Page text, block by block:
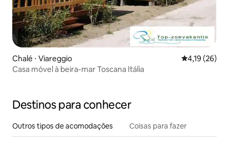
Chalé ⋅ Viareggio 4,19 de uma
4,19 (26)
Casa móvel à beira-mar Toscana Itália
Destinos para conhecer
Outros tipos de acomodações Coisas para fazer